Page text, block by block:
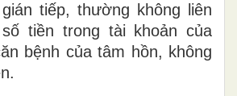
tiếp, thường không liên
tiền trong tài khoản của
bệnh của tâm hồn, không